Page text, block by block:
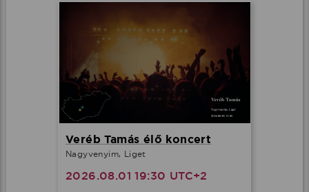
Veréb Tamás élő koncert
Nagyvenyim, Liget
2026.08.01 19:30 UTC+2